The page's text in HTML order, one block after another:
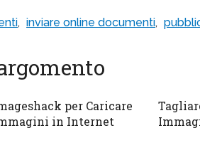
, inviare online documenti,
per Caricare
in Internet